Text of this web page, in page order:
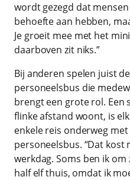
wordt gezegd dat
behoefte aan hebben,
Je groeit mee met het
daarboven zit niks.”
Bij anderen spelen juist
personeelsbus die
brengt een grote rol. Een
flinke afstand woont, is
enkele reis onderweg
personeelsbus. “Dat kost
werkdag. Soms ben ik
half elf thuis, omdat ik